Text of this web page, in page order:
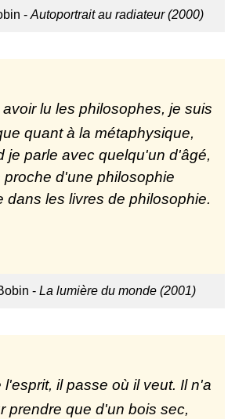
-Autoportrait au radiateur (2000)
lu les philosophes, je suis
quant à la métaphysique,
je parle avec quelqu'un d'âgé,
proche d'une philosophie
dans les livres de philosophie.
- La lumière du monde (2001)
l'esprit, il passe où il veut. Il n'a
prendre que d'un bois sec,